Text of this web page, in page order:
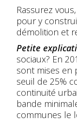
Rassurez
pour y
démolition et
Petite
sociaux? En
sont mises en
seuil de 25%
continuité
bande
communes le